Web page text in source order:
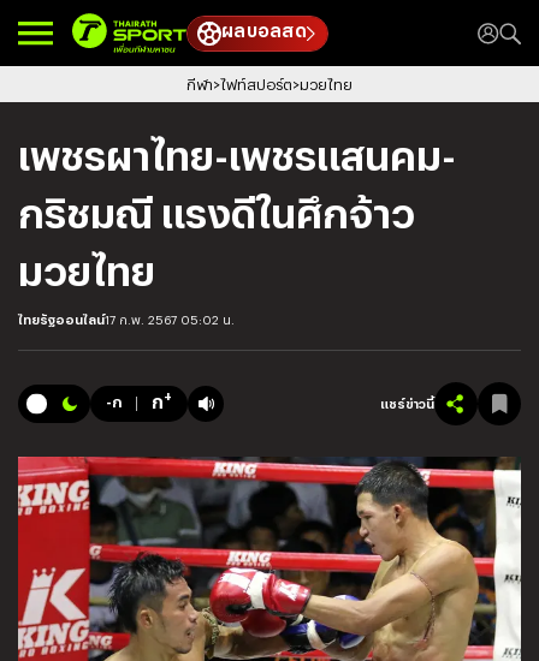
ผลบอลสด
กีฬา ไฟท์สปอร์ต มวยไทย
เพชรผาไทย-เพชรแสนคม-
กริชมณี แรงดีในศึกจ้าว
มวยไทย
ไทยรัฐออนไลน์17 ก.พ. 2567 05:02 น.
-ก ก+ แชร์ข่าวนี้